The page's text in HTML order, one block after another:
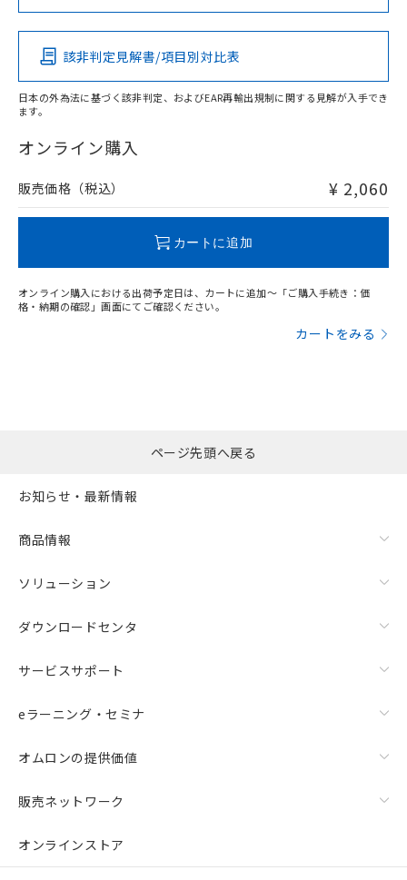
Pb Hg Cd Cr(VI)
O
在庫等で未対応品が混在する可能性があります。
問い合わせください。
該非判定見解書/項目別対比表
日本の外為法に基づく該非判定、およびEAR再輸出規制に関する見解が入手でき
ます。
オンライン購入
販売価格（税込） ¥ 2,060
カートに追加
オンライン購入における出荷予定日は、カートに追加～「ご購入手続き：価
格・納期の確認」画面にてご確認ください。
カートをみる
ページ先頭へ戻る
お知らせ・最新情報
商品情報
ソリューション
ダウンロードセンタ
サービスサポート
eラーニング・セミナ
オムロンの提供価値
販売ネットワーク
オンラインストア